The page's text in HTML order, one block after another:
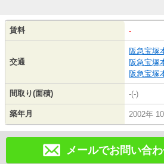
賃料 -
交通
阪急宝塚
阪急宝塚
阪急宝塚
間取り(面積) -(-)
築年月 2002年
メールでお問い合